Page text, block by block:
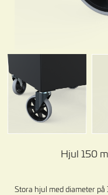
Hjul 150
Stora hjul med diameter